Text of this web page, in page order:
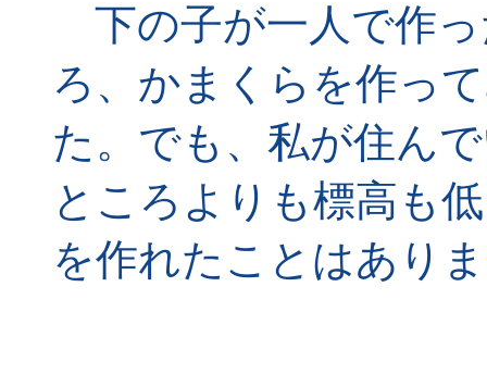
下の子が一人で作
ろ、かまくらを作っ
た。でも、私が住ん
ところよりも標高も
を作れたことはあり